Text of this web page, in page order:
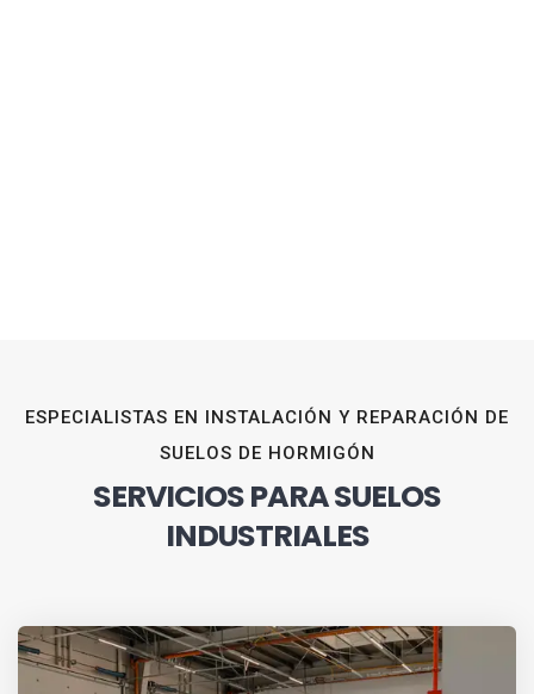
ESPECIALISTAS EN INSTALACIÓN Y REPARACIÓN DE
SUELOS DE HORMIGÓN
SERVICIOS PARA SUELOS
INDUSTRIALES